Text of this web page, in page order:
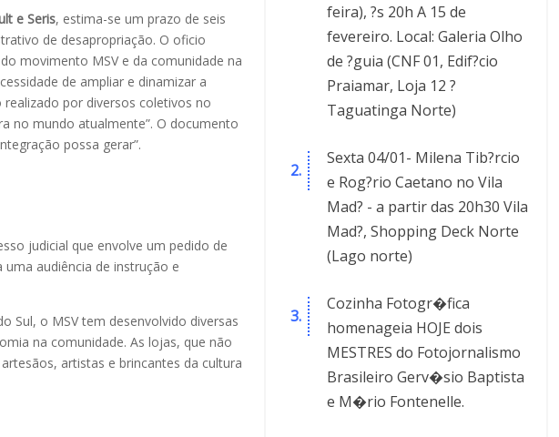
e Seris, estima-se um prazo de seis
de desapropriação. O oficio
movimento MSV e da comunidade na
de ampliar e dinamizar a
realizado por diversos coletivos no
no mundo atualmente”. O documento
possa gerar”.
judicial que envolve um pedido de
audiência de instrução e
Sul, o MSV tem desenvolvido diversas
na comunidade. As lojas, que não
artistas e brincantes da cultura
feira), ?s 20h A 15 de
fevereiro. Local: Galeria Olho
de ?guia (CNF 01, Edif?cio
Praiamar, Loja 12 ?
Taguatinga Norte)
Sexta 04/01- Milena Tib?rcio
e Rog?rio Caetano no Vila
Mad? - a partir das 20h30 Vila
Mad?, Shopping Deck Norte
(Lago norte)
Cozinha Fotogr�fica
homenageia HOJE dois
MESTRES do Fotojornalismo
Brasileiro Gerv�sio Baptista
e M�rio Fontenelle.